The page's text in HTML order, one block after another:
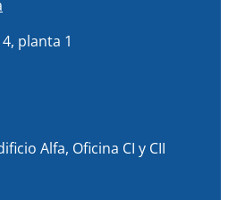
planta 1
Alfa, Oficina CI y CII